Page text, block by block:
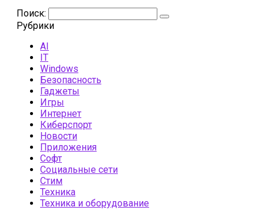
Поиск:
Рубрики
AI
IT
Windows
Безопасность
Гаджеты
Игры
Интернет
Киберспорт
Новости
Приложения
Софт
Социальные сети
Стим
Техника
Техника и оборудование